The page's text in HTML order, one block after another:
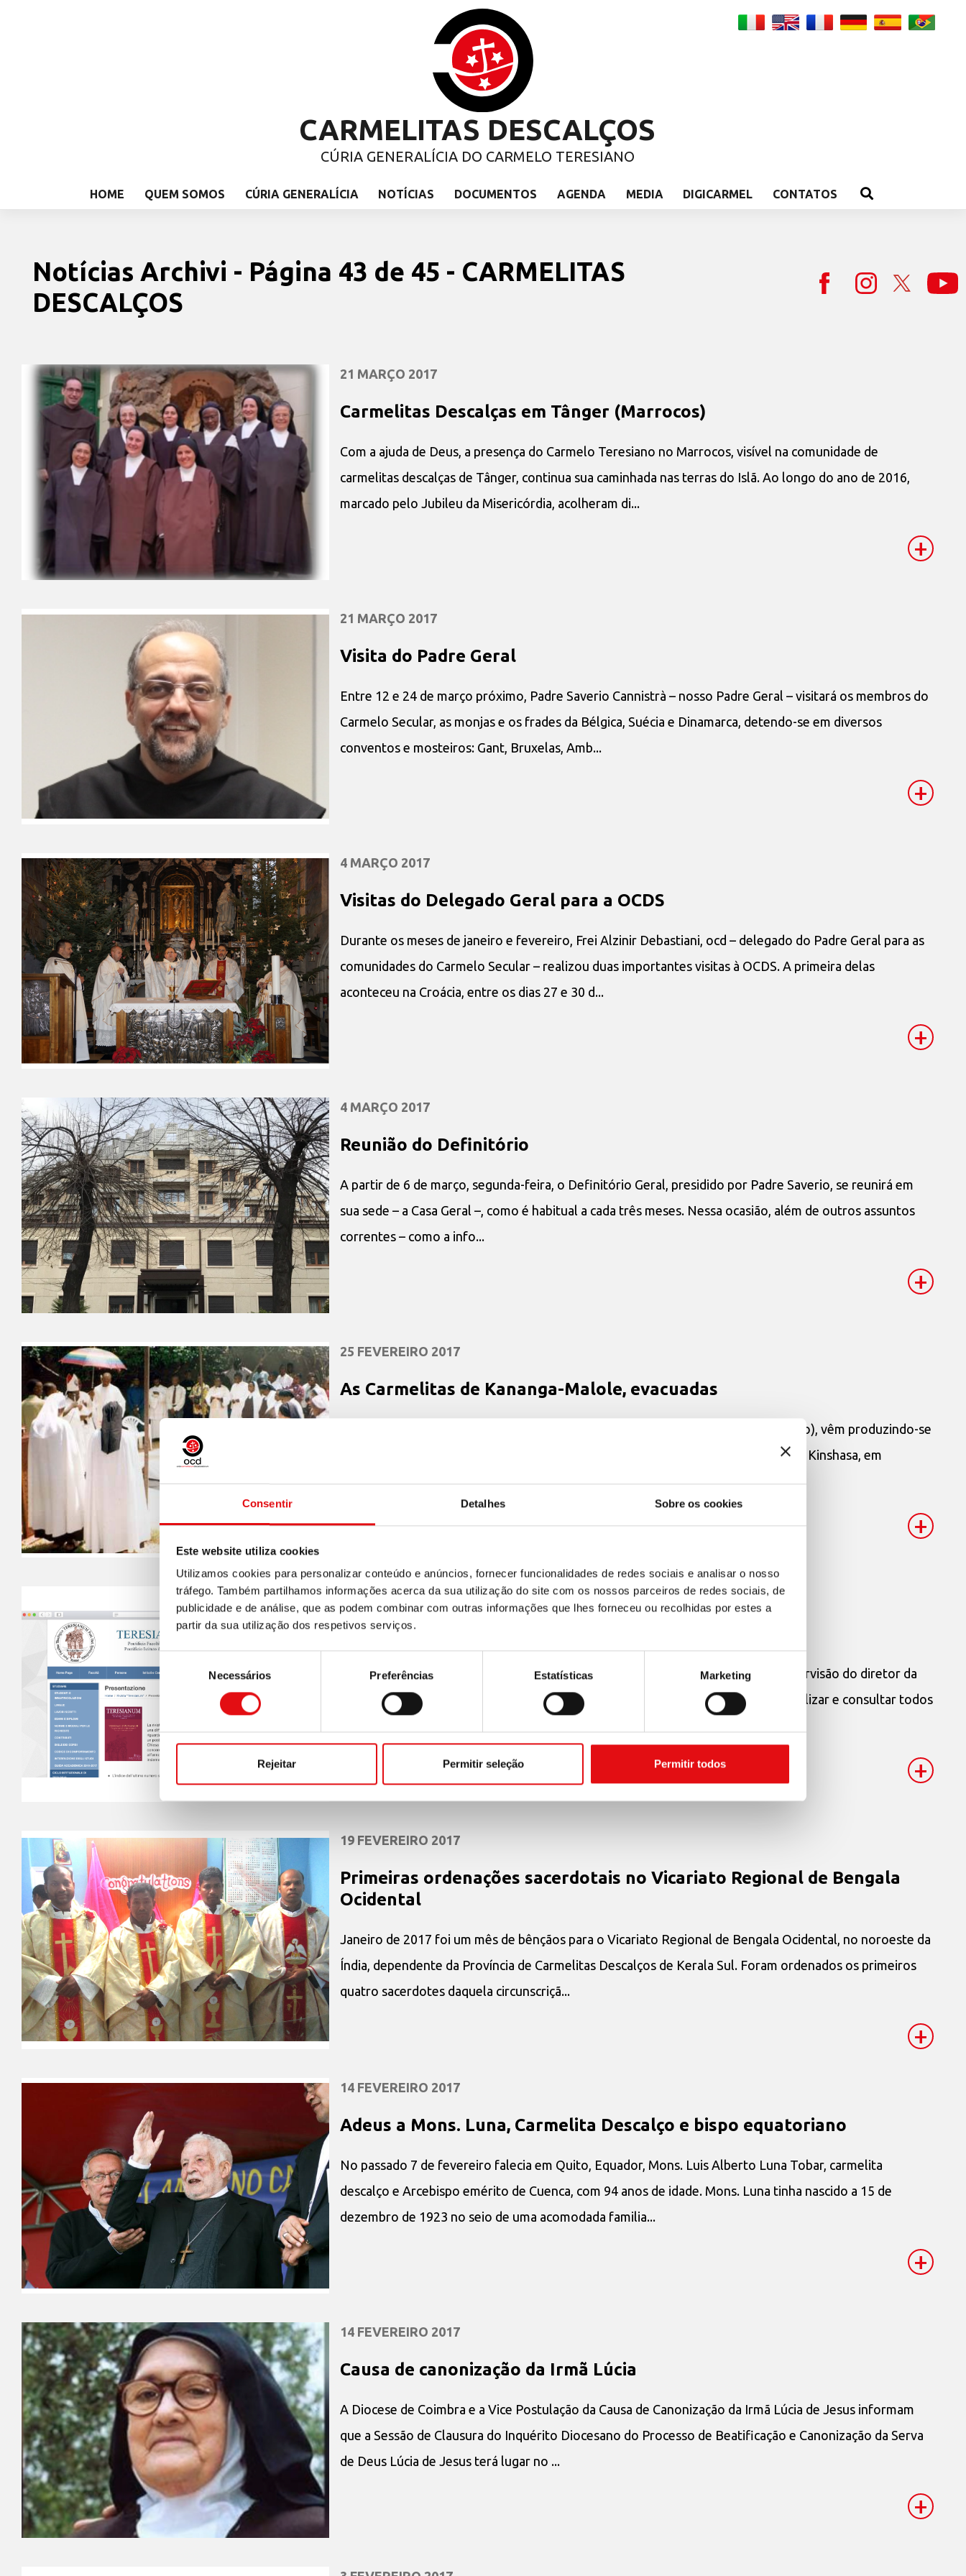
Consentir Detalhes Sobre os cookies
Este website utiliza cookies
Utilizamos cookies para personalizar conteúdo e anúncios, fornecer funcionalidades de redes sociais e analisar o nosso
tráfego. Também partilhamos informações acerca da sua utilização do site com os nossos parceiros de redes sociais, de
publicidade e de análise, que as podem combinar com outras informações que lhes forneceu ou recolhidas por estes a
partir da sua utilização dos respetivos serviços.
de
consentimento
Necessários Preferências Estatísticas Marketing
Rejeitar Permitir seleção Permitir todos
CARMELITAS DESCALÇOS
CÚRIA GENERALÍCIA DO CARMELO TERESIANO
HOME QUEM SOMOS CÚRIA GENERALÍCIA NOTÍCIAS DOCUMENTOS AGENDA MEDIA DIGICARMEL CONTATOS
Notícias Archivi - Página 43 de 45 - CARMELITAS
DESCALÇOS
21 MARÇO 2017
Carmelitas Descalças em Tânger (Marrocos)
Com a ajuda de Deus, a presença do Carmelo Teresiano no Marrocos, visível na comunidade de
carmelitas descalças de Tânger, continua sua caminhada nas terras do Islã. Ao longo do ano de 2016,
marcado pelo Jubileu da Misericórdia, acolheram di...
+
21 MARÇO 2017
Visita do Padre Geral
Entre 12 e 24 de março próximo, Padre Saverio Cannistrà – nosso Padre Geral – visitará os membros do
Carmelo Secular, as monjas e os frades da Bélgica, Suécia e Dinamarca, detendo-se em diversos
conventos e mosteiros: Gant, Bruxelas, Amb...
+
4 MARÇO 2017
Visitas do Delegado Geral para a OCDS
Durante os meses de janeiro e fevereiro, Frei Alzinir Debastiani, ocd – delegado do Padre Geral para as
comunidades do Carmelo Secular – realizou duas importantes visitas à OCDS. A primeira delas
aconteceu na Croácia, entre os dias 27 e 30 d...
+
4 MARÇO 2017
Reunião do Definitório
A partir de 6 de março, segunda-feira, o Definitório Geral, presidido por Padre Saverio, se reunirá em
sua sede – a Casa Geral –, como é habitual a cada três meses. Nessa ocasião, além de outros assuntos
correntes – como a info...
+
25 FEVEREIRO 2017
As Carmelitas de Kananga-Malole, evacuadas
Desde há mais de um ano, na região de Kananga (República Democrática do Congo), vêm produzindo-se
enfrentamentos entre membros da etnia tribal maioritária e o governo central de Kinshasa, em
resultado dos quais morreu o líder local Kamuina ...
+
19 FEVEREIRO 2017
Revista Teresianum online
A página web do Teresianum inclui uma nova ferramenta desenvolvida sob a supervisão do diretor da
revista Teresianum – Padre Christof Betschart, ocd –, graças à qual é possível localizar e consultar todos
+
19 FEVEREIRO 2017
Primeiras ordenações sacerdotais no Vicariato Regional de Bengala
Ocidental
Janeiro de 2017 foi um mês de bênçãos para o Vicariato Regional de Bengala Ocidental, no noroeste da
Índia, dependente da Província de Carmelitas Descalços de Kerala Sul. Foram ordenados os primeiros
quatro sacerdotes daquela circunscriçã...
+
14 FEVEREIRO 2017
Adeus a Mons. Luna, Carmelita Descalço e bispo equatoriano
No passado 7 de fevereiro falecia em Quito, Equador, Mons. Luis Alberto Luna Tobar, carmelita
descalço e Arcebispo emérito de Cuenca, com 94 anos de idade. Mons. Luna tinha nascido a 15 de
dezembro de 1923 no seio de uma acomodada familia...
+
14 FEVEREIRO 2017
Causa de canonização da Irmã Lúcia
A Diocese de Coimbra e a Vice Postulação da Causa de Canonização da Irmã Lúcia de Jesus informam
que a Sessão de Clausura do Inquérito Diocesano do Processo de Beatificação e Canonização da Serva
de Deus Lúcia de Jesus terá lugar no ...
+